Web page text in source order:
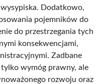
Dodatkowo,
pojemników do
do przestrzegania tych
konsekwencjami,
Zadbane
wymóg prawny, ale
rozwoju oraz